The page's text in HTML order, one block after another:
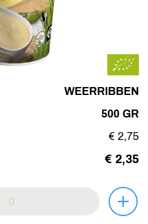
WEERRIBBEN
500 GR
€ 2,75
€ 2,35